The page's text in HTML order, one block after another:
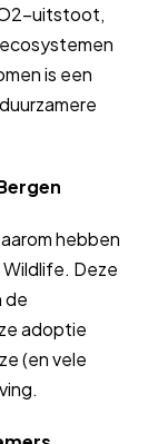
uitstoot,
is een
hebben
Deze
de
adoptie
(en vele